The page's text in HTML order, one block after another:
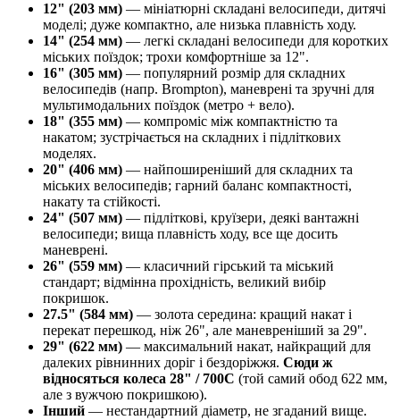
12" (203 мм) — мініатюрні складані велосипеди, дитячі
моделі; дуже компактно, але низька плавність ходу.
14" (254 мм) — легкі складані велосипеди для коротких
міських поїздок; трохи комфортніше за 12".
16" (305 мм) — популярний розмір для складних
велосипедів (напр. Brompton), маневрені та зручні для
мультимодальних поїздок (метро + вело).
18" (355 мм) — компроміс між компактністю та
накатом; зустрічається на складних і підліткових
моделях.
20" (406 мм) — найпоширеніший для складних та
міських велосипедів; гарний баланс компактності,
накату та стійкості.
24" (507 мм) — підліткові, круїзери, деякі вантажні
велосипеди; вища плавність ходу, все ще досить
маневрені.
26" (559 мм) — класичний гірський та міський
стандарт; відмінна прохідність, великий вибір
покришок.
27.5" (584 мм) — золота середина: кращий накат і
перекат перешкод, ніж 26", але маневреніший за 29".
29" (622 мм) — максимальний накат, найкращий для
далеких рівнинних доріг і бездоріжжя. Сюди ж
відносяться колеса 28" / 700C (той самий обод 622 мм,
але з вужчою покришкою).
Інший — нестандартний діаметр, не згаданий вище.